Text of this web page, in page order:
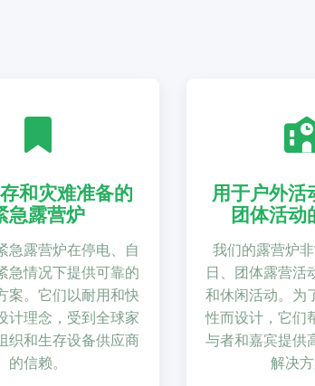
和灾难准备的
急露营炉
急露营炉在停电、自
急情况下提供可靠的
案。它们以耐用和快
计理念，受到全球家
织和生存设备供应商
的信赖。
用于户外活
团体活动
我们的露营炉
日、团体露营活
和休闲活动。为
性而设计，它们
与者和嘉宾提供
解决方